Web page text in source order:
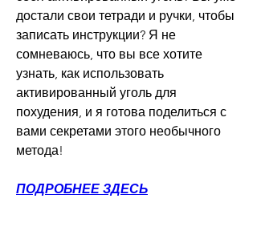
достали свои тетради и ручки, чтобы
записать инструкции? Я не
сомневаюсь, что вы все хотите
узнать, как использовать
активированный уголь для
похудения, и я готова поделиться с
вами секретами этого необычного
метода!
ПОДРОБНЕЕ ЗДЕСЬ